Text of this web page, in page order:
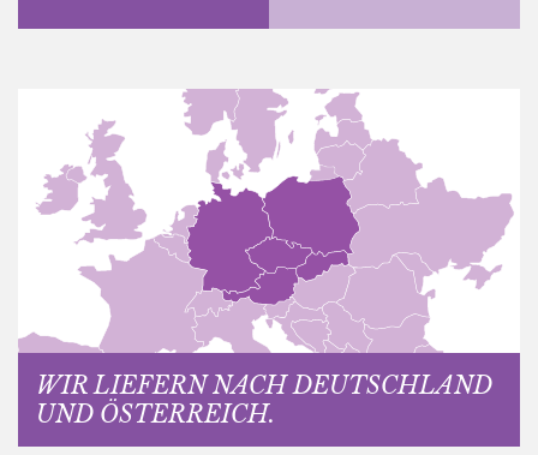
WIR LIEFERN NACH DEUTSCHLAND
UND ÖSTERREICH.